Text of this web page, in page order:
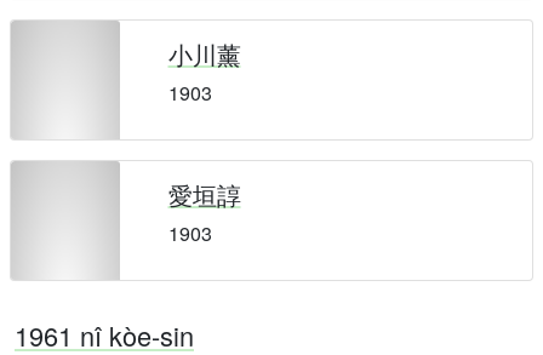
小川薰
1903
愛垣諄
1903
1961 nî kòe-sin